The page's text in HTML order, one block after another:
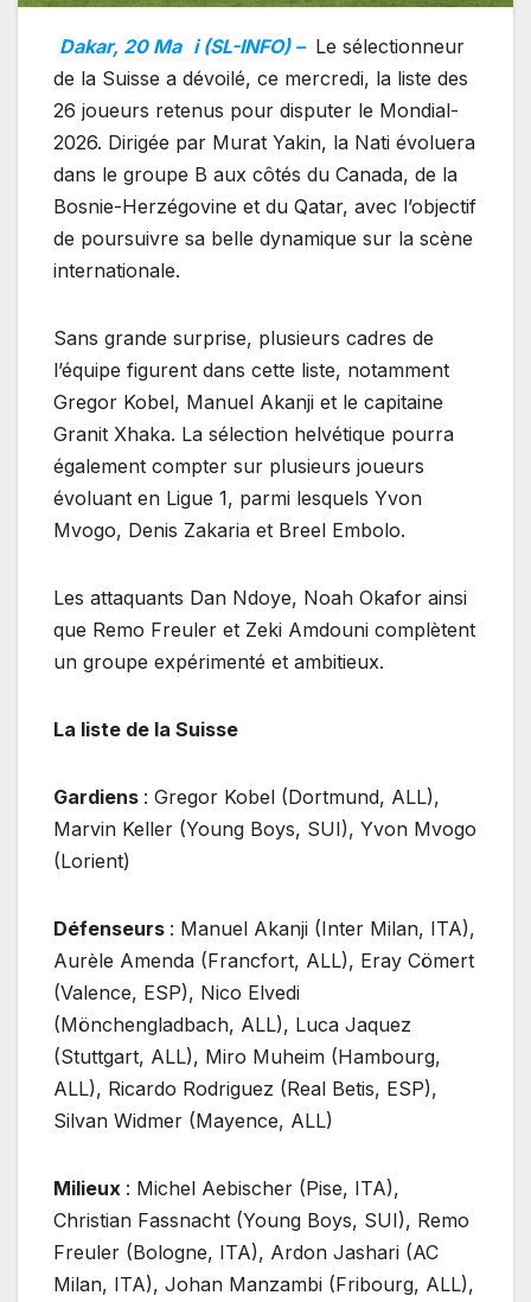
Dakar, 20 Ma i (SL-INFO) – Le sélectionneur
de la Suisse a dévoilé, ce mercredi, la liste des
26 joueurs retenus pour disputer le Mondial-
2026. Dirigée par Murat Yakin, la Nati évoluera
dans le groupe B aux côtés du Canada, de la
Bosnie-Herzégovine et du Qatar, avec l’objectif
de poursuivre sa belle dynamique sur la scène
internationale.
Sans grande surprise, plusieurs cadres de
l’équipe figurent dans cette liste, notamment
Gregor Kobel, Manuel Akanji et le capitaine
Granit Xhaka. La sélection helvétique pourra
également compter sur plusieurs joueurs
évoluant en Ligue 1, parmi lesquels Yvon
Mvogo, Denis Zakaria et Breel Embolo.
Les attaquants Dan Ndoye, Noah Okafor ainsi
que Remo Freuler et Zeki Amdouni complètent
un groupe expérimenté et ambitieux.
La liste de la Suisse
Gardiens : Gregor Kobel (Dortmund, ALL),
Marvin Keller (Young Boys, SUI), Yvon Mvogo
(Lorient)
Défenseurs : Manuel Akanji (Inter Milan, ITA),
Aurèle Amenda (Francfort, ALL), Eray Cömert
(Valence, ESP), Nico Elvedi
(Mönchengladbach, ALL), Luca Jaquez
(Stuttgart, ALL), Miro Muheim (Hambourg,
ALL), Ricardo Rodriguez (Real Betis, ESP),
Silvan Widmer (Mayence, ALL)
Milieux : Michel Aebischer (Pise, ITA),
Christian Fassnacht (Young Boys, SUI), Remo
Freuler (Bologne, ITA), Ardon Jashari (AC
Milan, ITA), Johan Manzambi (Fribourg, ALL),